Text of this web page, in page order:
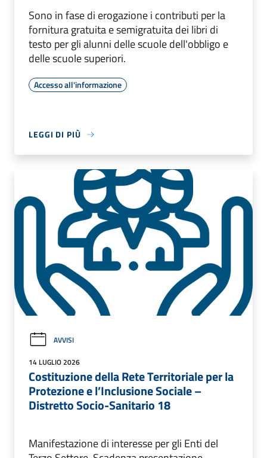
Sono in fase di erogazione i contributi per la
fornitura gratuita e semigratuita dei libri di
testo per gli alunni delle scuole dell'obbligo e
delle scuole superiori.
Accesso all'informazione
LEGGI DI PIÙ
AVVISI
14 LUGLIO 2026
Costituzione della Rete Territoriale per la
Protezione e l’Inclusione Sociale –
Distretto Socio-Sanitario 18
Manifestazione di interesse per gli Enti del